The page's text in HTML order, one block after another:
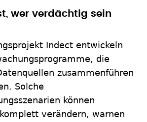
wer verdächtig sein
Indect entwickeln
die
zusammenführen
Solche
können
verändern, warnen